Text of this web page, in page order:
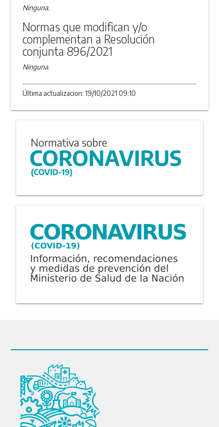
Ninguna.
Normas que modifican y/o
complementan a Resolución
conjunta 896/2021
Ninguna.
Última actualizacion: 19/10/2021 09:10